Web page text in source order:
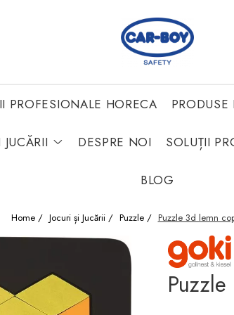
PROFESIONALE HORECA
JUCĂRII DESPRE NOI SOLUȚII
BLOG
Home / Jocuri și Jucării / Puzzle / Puzzle 3d lemn